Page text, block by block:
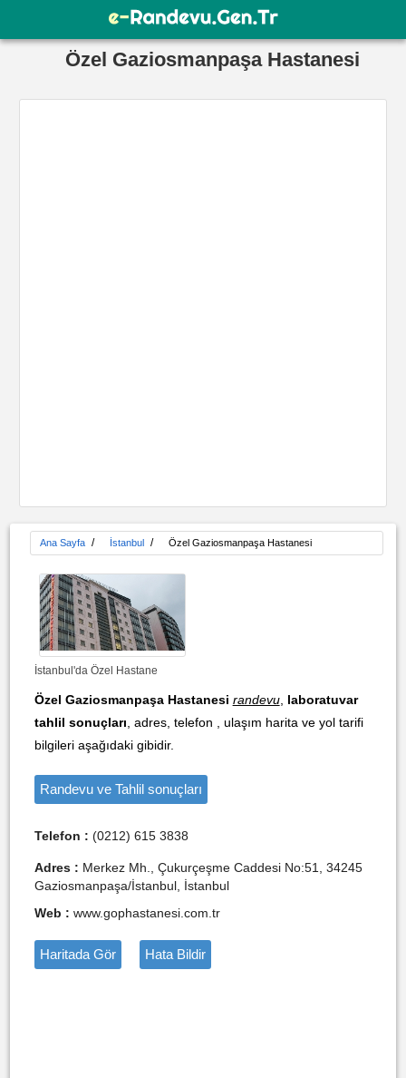
Özel Gaziosmanpaşa Hastanesi
Ana Sayfa / İstanbul / Özel Gaziosmanpaşa Hastanesi
İstanbul'da Özel Hastane
Özel Gaziosmanpaşa Hastanesi randevu, laboratuvar
tahlil sonuçları , adres, telefon , ulaşım harita ve yol tarifi
bilgileri aşağıdaki gibidir.
Randevu ve Tahlil sonuçları
Telefon : (0212) 615 3838
Adres : Merkez Mh., Çukurçeşme Caddesi No:51, 34245
Gaziosmanpaşa/İstanbul, İstanbul
Web : www.gophastanesi.com.tr
Haritada Gör Hata Bildir